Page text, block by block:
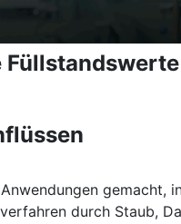
gemacht,
durch Staub,